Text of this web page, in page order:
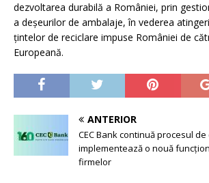
dezvoltarea durabilă a României, prin
a deșeurilor de ambalaje, în vederea
țintelor de reciclare impuse României de
Europeană.
ANTERIOR
CEC Bank continuă procesul
implementează o nouă
firmelor